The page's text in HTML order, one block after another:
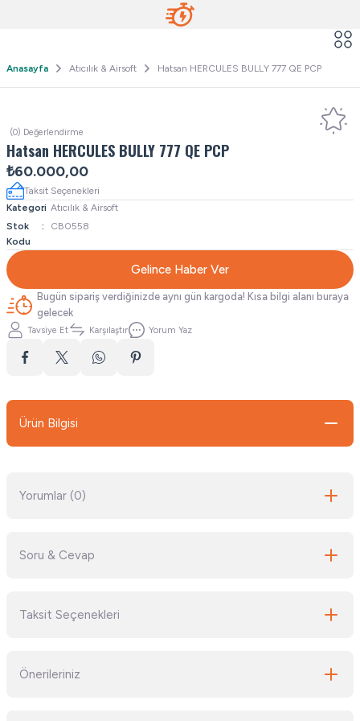
Anasayfa Atıcılık & Airsoft Hatsan HERCULES BULLY 777 QE PCP
(0) Değerlendirme
Hatsan HERCULES BULLY 777 QE PCP
₺60.000,00
Taksit Seçenekleri
Kategori Atıcılık & Airsoft
Stok
Kodu
CB0558
Gelince Haber Ver
Bugün sipariş verdiğinizde aynı gün kargoda! Kısa bilgi alanı buraya
gelecek
Tavsiye Et Karşılaştır Yorum Yaz
Ürün Bilgisi
Yorumlar (0)
Soru & Cevap
Taksit Seçenekleri
Önerileriniz